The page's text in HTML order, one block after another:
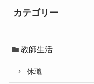
カテゴリー
教師生活
休職